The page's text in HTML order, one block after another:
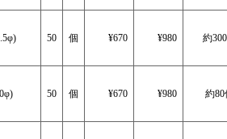
50 個 ¥670 ¥980 約
50 個 ¥670 ¥980 約80